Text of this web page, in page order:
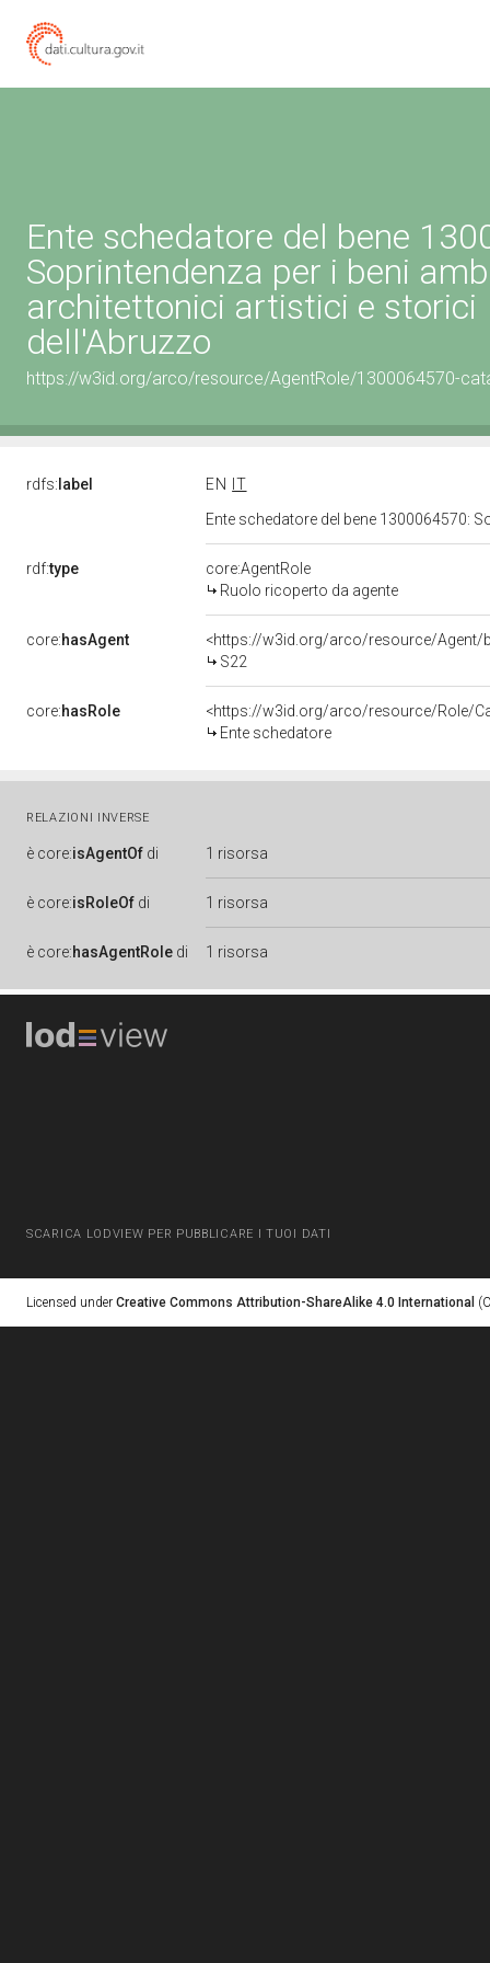
Ente schedatore del bene
Soprintendenza per i beni
architettonici artistici e storici
dell'Abruzzo
https://w3id.org/arco/resource/AgentRole/1300064570-
rdfs: label EN
IT
Ente schedatore del bene 1300064570:
rdf:type
core:AgentRole
Ruolo ricoperto da agente
core:hasAgent
<https://w3id.org/arco/resource/Agent/
S22
core:hasRole
<https://w3id.org/arco/resource/Role/
Ente schedatore
RELAZIONI INVERSE
è core:isAgentOf di 1 risorsa
è core:isRoleOf di 1 risorsa
è core:hasAgentRole di 1 risorsa
SCARICA LODVIEW PER PUBBLICARE I TUOI DATI
Licensed under Creative Commons Attribution-ShareAlike 4.0 International